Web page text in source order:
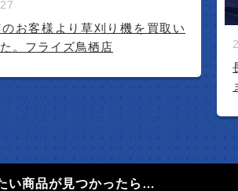
草刈り機を買取い
鳥栖店
長崎県のお
ました。フ
い商品が見つかったら…